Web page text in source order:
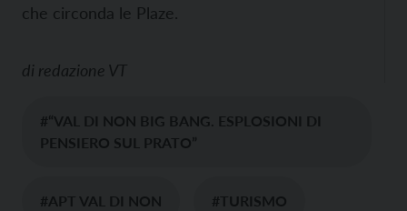
che circonda le Plaze.
di redazione VT
#“VAL DI NON BIG BANG. ESPLOSIONI DI
PENSIERO SUL PRATO”
#APT VAL DI NON #TURISMO